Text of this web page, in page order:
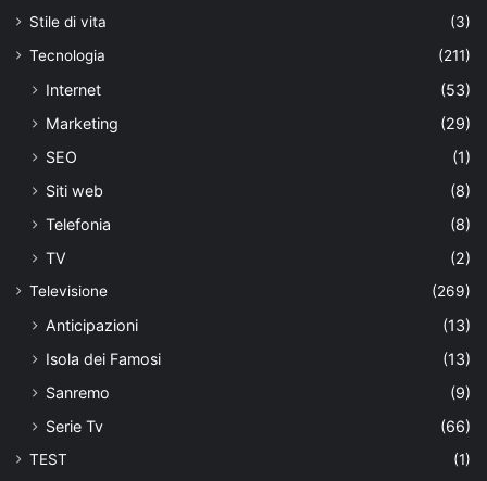
Stile di vita
(3)
Tecnologia
(211)
Internet
(53)
Marketing
(29)
SEO
(1)
Siti web
(8)
Telefonia
(8)
TV
(2)
Televisione (269)
Anticipazioni
(13)
Isola dei Famosi
(13)
Sanremo
(9)
Serie Tv
(66)
TEST
(1)